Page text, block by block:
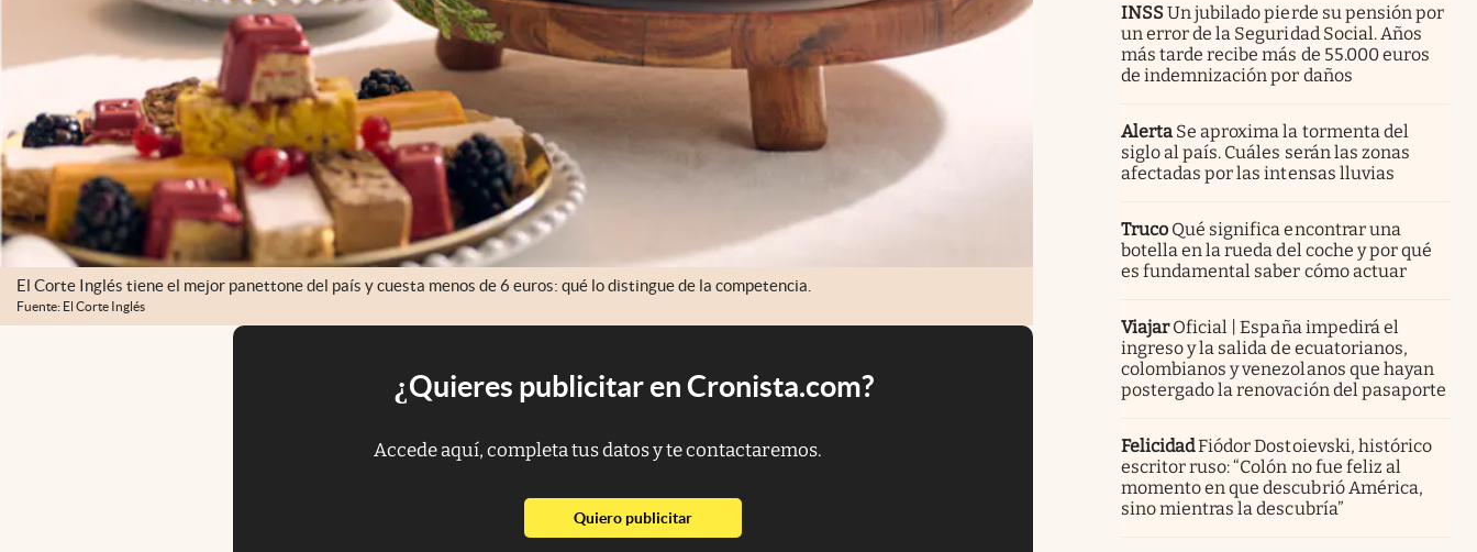
El Corte Inglés tiene el mejor panettone del país y cuesta menos de 6 euros: qué lo distingue de la competencia.
Fuente: El Corte Inglés
¿Quieres publicitar en Cronista.com?
Accede aquí, completa tus datos y te contactaremos.
Quiero publicitarabre en nueva pestaña
INSSUn jubilado pierde su pensión por
un error de la Seguridad Social. Años
más tarde recibe más de 55.000 euros
de indemnización por daños
Alerta Se aproxima la tormenta del
siglo al país. Cuáles serán las zonas
afectadas por las intensas lluvias
Truco Qué significa encontrar una
botella en la rueda del coche y por qué
es fundamental saber cómo actuar
Viajar Oficial | España impedirá el
ingreso y la salida de ecuatorianos,
colombianos y venezolanos que hayan
postergado la renovación del pasaporte
FelicidadFiódor Dostoievski, histórico
escritor ruso: “Colón no fue feliz al
momento en que descubrió América,
sino mientras la descubría”